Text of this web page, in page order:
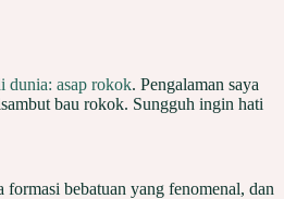
dunia: asap rokok. Pengalaman saya
bau rokok. Sungguh ingin hati
formasi bebatuan yang fenomenal, dan